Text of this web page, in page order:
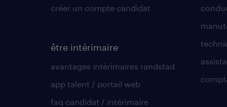
créer un compte candidat
être intérimaire
avantages intérimaires randstad
app talent / portail web
faq candidat / intérimaire